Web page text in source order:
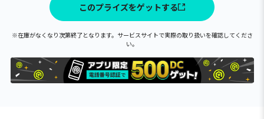
このプライズをゲットする
※在庫がなくなり次第終了となります。サービスサイトで実際の取り扱いを確認してくださ
い。